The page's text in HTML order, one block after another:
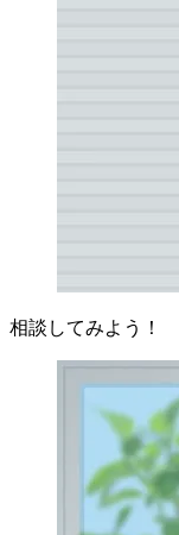
相談してみよう！